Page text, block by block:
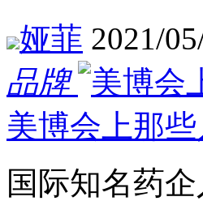
娅菲 2021/
品牌
美博会上那
国际知名药